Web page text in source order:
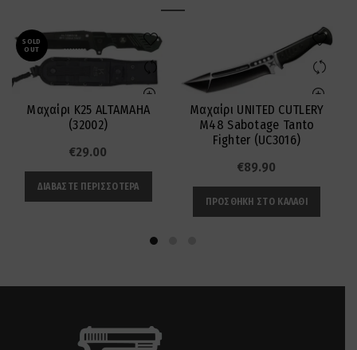
SOLD
OUT
Μαχαίρι K25 ALTAMAHA
(32002)
€29.00
ΔΙΑΒΆΣΤΕ ΠΕΡΙΣΣΌΤΕΡΑ
Μαχαίρι UNITED CUTLERY
M48 Sabotage Tanto
Fighter (UC3016)
€89.90
ΠΡΟΣΘΉΚΗ ΣΤΟ ΚΑΛΆΘΙ